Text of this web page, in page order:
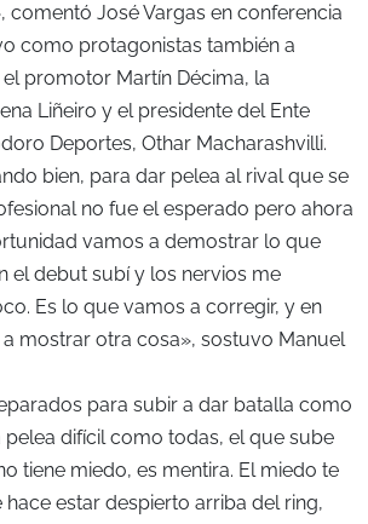
comentó José Vargas en conferencia
como protagonistas también a
promotor Martín Décima, la
Liñeiro y el presidente del Ente
Deportes, Othar Macharashvilli.
bien, para dar pelea al rival que se
no fue el esperado pero ahora
vamos a demostrar lo que
el debut subí y los nervios me
Es lo que vamos a corregir, y en
mostrar otra cosa», sostuvo Manuel
para subir a dar batalla como
pelea difícil como todas, el que sube
tiene miedo, es mentira. El miedo te
hace estar despierto arriba del ring,